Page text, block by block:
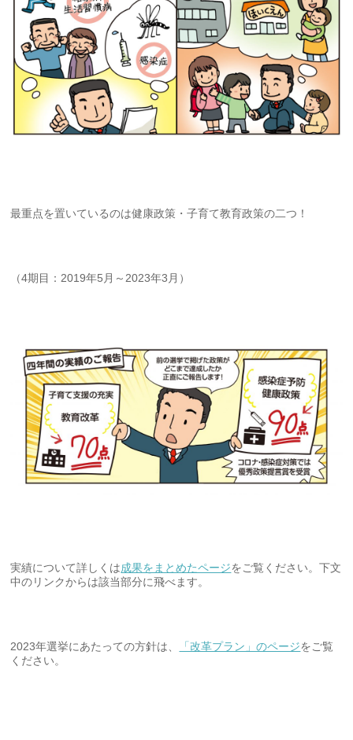
最重点を置いているのは健康政策・子育て教育政策の二つ！
（4期目：2019年5月～2023年3月）
実績について詳しくは成果をまとめたページをご覧ください。下文
中のリンクからは該当部分に飛べます。
2023年選挙にあたっての方針は、 「改革プラン」のページをご覧
ください。